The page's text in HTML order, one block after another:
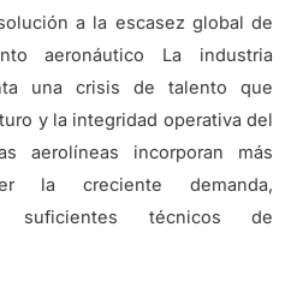
a la escasez global de
aeronáutico La industria
una crisis de talento que
y la integridad operativa del
aerolíneas incorporan más
la creciente demanda,
suficientes técnicos de